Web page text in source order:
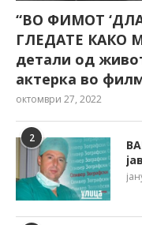
“ВО ФИМОТ
ГЛЕДАТЕ КАКО
детали од
актерка во
октомври 27, 2022
2